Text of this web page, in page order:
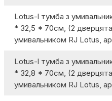
Lotus-l тумба з
* 32,5 * 70см, (2
умивальником RJ Lotus,
Lotus-l тумба з
* 32,8 * 70см, (2
умивальником RJ Lotus,